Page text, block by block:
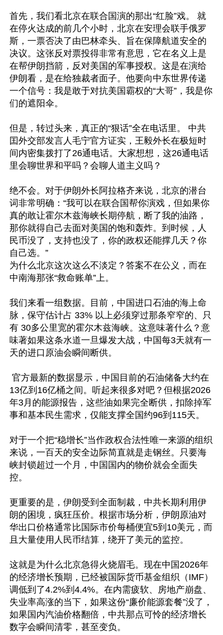
首先，我们看北京在联合国演的那出“红脸”戏。 就
在停火达成的前几个小时，北京在安理会联手俄罗
斯，一票否决了由巴林牵头、旨在保障航道安全的
决议。这张反对票投得非常有意思，它在名义上是
在帮伊朗挡箭，反对美国的军事授权。这是在演给
伊朗看，是在给独裁者面子。他要向中东世界传递
一个信号：我是敢于对抗美国霸权的“大哥”，我是你
们的遮阳伞。
但是，转过头来，真正的“狠话”全在电话里。 中共
囯外交部发言人毛宁官方证实，王毅外长在极短时
间内密集拨打了26通电话。大家想想，这26通电话
里会聊世界和平吗？会聊人道主义吗？
绝不会。对于伊朗外长阿拉格齐来说，北京的潜台
词非常明确：“我可以在联合国帮你演戏，但如果你
真的敢让霍尔木兹海峡长期停航，断了我的油路，
那你就得自己去面对美国的饱和轰炸。到时候，人
民币没了，支持也没了，你的政权还能撑几天？你
自己选。”
为什么北京这次这么不淡定？答案不在公义，而在
中南海那张“救命账单”上。
我们来看一组数据。目前，中国进口石油的海上命
脉，保守估计占 33% 以上必须穿过那条窄窄的、只
有 30多公里宽的霍尔木兹海峡。这意味著什么？意
味著如果这条水道一旦爆发大战，中国每3天就有一
天的进口原油会瞬间断供。
13亿到16亿桶之间。听起来很多对吧？但根据2026
年3月的能源报告，这些油如果完全断供，扣除掉军
事和基本民生需求，仅能支撑全国约96到115天。
对于一个把“稳增长”当作政权合法性唯一来源的组织
来说，一百天的安全边际简直就是走钢丝。只要海
峡封锁超过一个月，中国国内的物价就会全面失
控。
更重要的是，伊朗受到全面制裁，中共长期利用伊
朗的困境，疯狂压价。根据市场分析，伊朗原油对
华出口价格通常比国际市价每桶便宜5到10美元，而
且大量使用人民币结算，绕开了美元的监控。
这就是为什么北京急得火烧眉毛。现在中国2026年
的经济增长预期，已经被国际货币基金组织（IMF）
调低到了4.2%到4.4%。在内需疲软、房地产崩盘、
失业率高涨的当下，如果这份“廉价能源套餐”没了，
如果国内汽油价格翻倍，中共那点可怜的经济增长
数字会瞬间清零，甚至变负。